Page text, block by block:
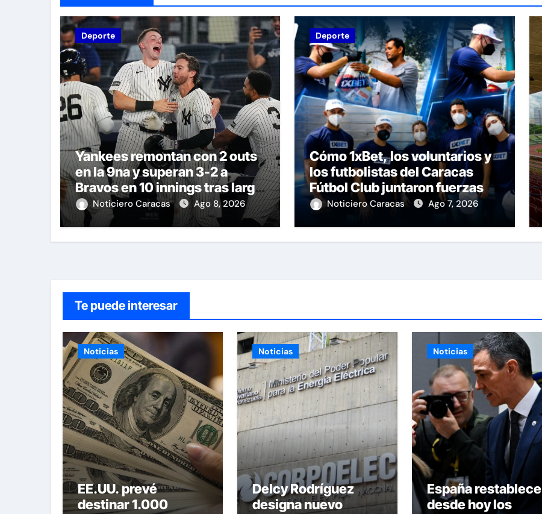
Deporte
Yankees remontan con 2 outs
en la 9na y superan 3-2 a
Bravos en 10 innings tras larga
lluviaNoticiero Caracas Ago 8, 2026
Deporte
Cómo 1xBet, los voluntarios y
los futbolistas del Caracas
Fútbol Club juntaron fuerzas
para ayudar a las familias de
Noticiero Caracas Ago 7, 2026
Te puede interesar
Noticias
EE.UU. prevé
destinar 1.000
Noticias
Delcy Rodríguez
designa nuevo
Noticias
España restablece
desde hoy los